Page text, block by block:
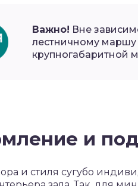
Важно! Вне
лестничному
крупногабаритной
и
и стиля сугубо